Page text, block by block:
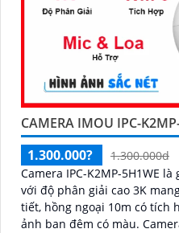
CAMERA IMOU IPC-
1.300.000?
1.300.000d
Camera IPC-K2MP-5H1WE
với độ phân giải cao 3K
tiết, hồng ngoại 10m có tích
ảnh ban đêm có màu. Camera tích hợp kết nối Wi-Fi 6 tiện